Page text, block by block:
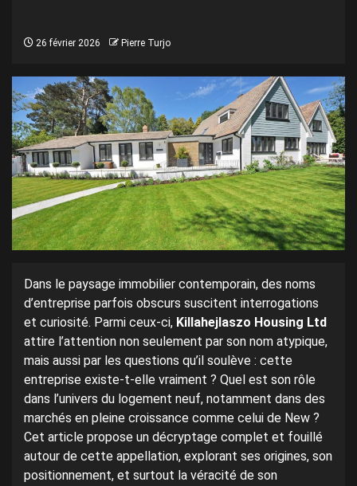
26 février 2026 Pierre Turjo
Dans le paysage immobilier contemporain, des noms
d’entreprise parfois obscurs suscitent interrogations
et curiosité. Parmi ceux-ci, Killahejlaszo Housing Ltd
attire l’attention non seulement par son nom atypique,
mais aussi par les questions qu’il soulève : cette
entreprise existe-t-elle vraiment ? Quel est son rôle
dans l’univers du logement neuf, notamment dans des
marchés en pleine croissance comme celui de New ?
Cet article propose un décryptage complet et fouillé
autour de cette appellation, explorant ses origines, son
positionnement, et surtout la véracité de son